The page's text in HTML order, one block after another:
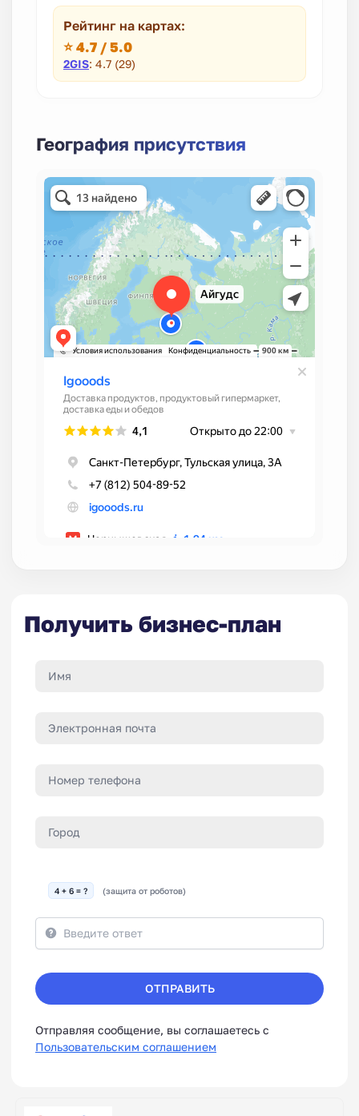
Рейтинг на картах:
⭐ 4.7 / 5.0
2GIS: 4.7 (29)
География присутствия
Получить бизнес-план
4 + 6 = ? (защита от роботов)
ОТПРАВИТЬ
Отправляя сообщение, вы соглашаетесь с
Пользовательским соглашением